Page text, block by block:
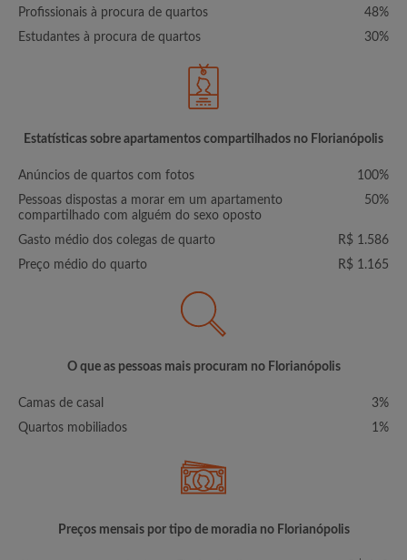
Profissionais à procura de quartos
48%
Estudantes à procura de quartos
30%
Estatísticas sobre apartamentos compartilhados no Florianópolis
Anúncios de quartos com fotos
100%
Pessoas dispostas a morar em um apartamento
compartilhado com alguém do sexo oposto
50%
Gasto médio dos colegas de quarto
R$ 1.586
Preço médio do quarto
R$ 1.165
O que as pessoas mais procuram no Florianópolis
Camas de casal
3%
Quartos mobiliados
1%
Preços mensais por tipo de moradia no Florianópolis